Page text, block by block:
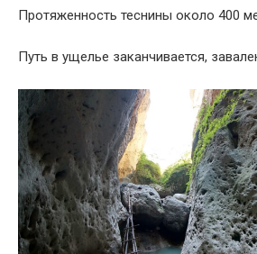
Протяженность теснины около 400
Путь в ущелье заканчивается,